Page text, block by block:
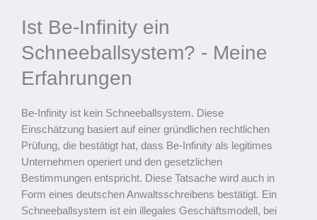
Ist Be-Infinity ein
Schneeballsystem? - Meine
Erfahrungen
Be-Infinity ist kein Schneeballsystem. Diese
Einschätzung basiert auf einer gründlichen rechtlichen
Prüfung, die bestätigt hat, dass Be-Infinity als legitimes
Unternehmen operiert und den gesetzlichen
Bestimmungen entspricht. Diese Tatsache wird auch in
Form eines deutschen Anwaltsschreibens bestätigt. Ein
Schneeballsystem ist ein illegales Geschäftsmodell, bei